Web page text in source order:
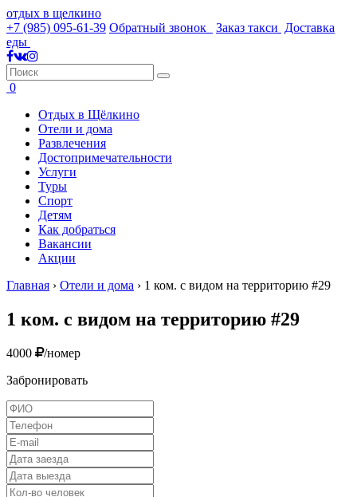
отдых в щелкино
+7 (985) 095-61-39 Обратный звонок Заказ такси Доставка
еды
0
Отдых в Щёлкино
Отели и дома
Развлечения
Достопримечательности
Услуги
Туры
Спорт
Детям
Как добраться
Вакансии
Акции
Главная › Отели и дома › 1 ком. с видом на территорию #29
1 ком. с видом на территорию #29
4000
/номер
Забронировать